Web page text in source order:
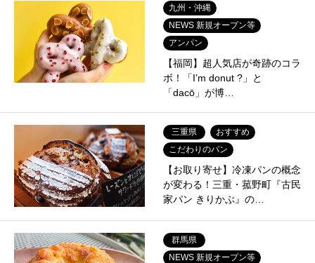
九州・沖縄
NEWS 新規オープン等
アンパン
【福岡】超人気店が奇跡のコラ
ボ！「I’m donut ?」と
「dacō」が博…
三重県
おすすめ
こだわりのパン
【お取り寄せ】冷凍パンの概念
が変わる！三重・菰野町『古民
家パン きりかぶ』の…
群馬県
NEWS 新規オープン等